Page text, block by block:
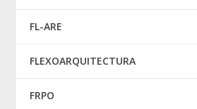
FL-ARE
FLEXOARQUITECTURA
FRPO